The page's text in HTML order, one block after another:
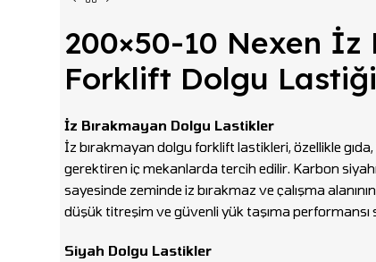
200×50-10 Nexen İz
Forklift Dolgu Lastiği
İz Bırakmayan Dolgu Lastikler
İz bırakmayan dolgu forklift lastikleri, özellikle
gerektiren iç mekanlarda tercih edilir. Karbon
sayesinde zeminde iz bırakmaz ve çalışma
düşük titreşim ve güvenli yük taşıma performansı
Siyah Dolgu Lastikler